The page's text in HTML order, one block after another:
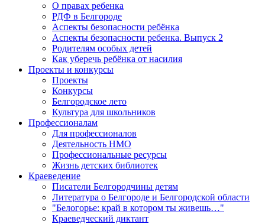
О правах ребенка
РДФ в Белгороде
Аспекты безопасности ребёнка
Аспекты безопасности ребенка. Выпуск 2
Родителям особых детей
Как уберечь ребёнка от насилия
Проекты и конкурсы
Проекты
Конкурсы
Белгородское лето
Культура для школьников
Профессионалам
Для профессионалов
Деятельность НМО
Профессиональные ресурсы
Жизнь детских библиотек
Краеведение
Писатели Белгородчины детям
Литература о Белгороде и Белгородской области
"Белогорье: край в котором ты живешь…"
Краеведческий диктант